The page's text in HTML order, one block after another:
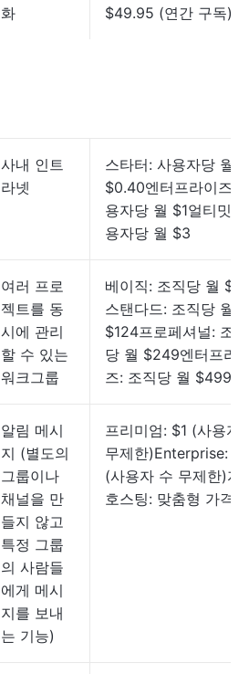
화
$49.95 (연간 구독)
사내 인트
라넷
스타터: 사용자당 월
$0.40엔터프라이즈:
용자당 월 $1얼티밋:
용자당 월 $3
여러 프로
젝트를 동
시에 관리
할 수 있는
워크그룹
베이직: 조직당 월 $61
스탠다드: 조직당 월
$124프로페셔널: 조직
당 월 $249엔터프라
즈: 조직당 월 $499
알림 메시
지 (별도의
그룹이나
채널을 만
들지 않고
특정 그룹
의 사람들
에게 메시
지를 보내
는 기능)
프리미엄: $1 (사용자
무제한)Enterprise:
(사용자 수 무제한)자
호스팅: 맞춤형 가격